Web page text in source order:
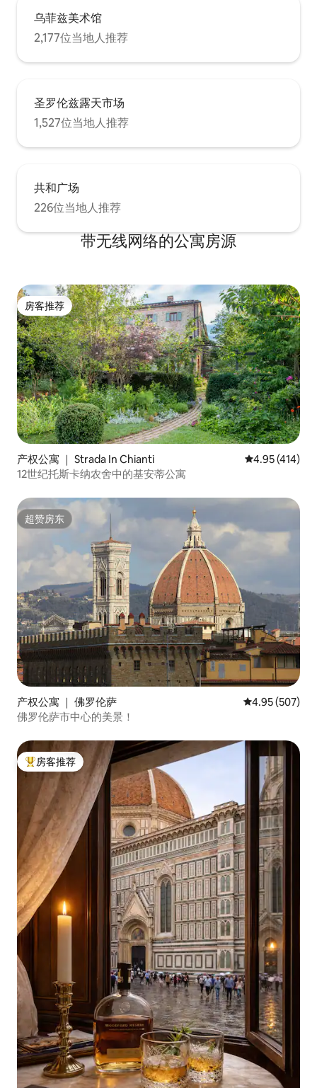
乌菲兹美术馆
2,177位当地人推荐
圣罗伦兹露天市场
1,527位当地人推荐
共和广场
226位当地人推荐
带无线网络的公寓房源
房客推荐
房客推荐
产权公寓 ｜ Strada In Chianti 平均评分 4.95
4.95 (414)
12世纪托斯卡纳农舍中的基安蒂公寓
超赞房东
超赞房东
产权公寓 ｜ 佛罗伦萨 平均评分 4.95
4.95 (507)
佛罗伦萨市中心的美景！
热门「房客推荐」
房客推荐